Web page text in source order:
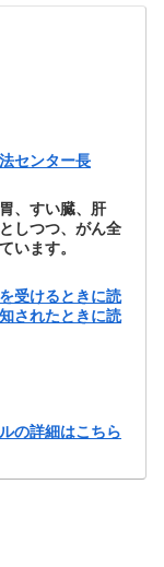
センター長
、すい臓、肝
しつつ、がん全
います。
受けるときに読
されたときに読
の詳細はこちら